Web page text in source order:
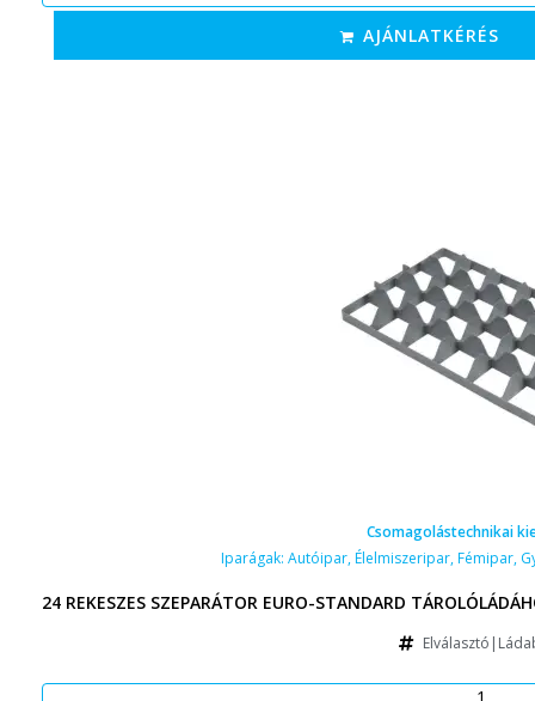
AJÁNLATKÉRÉS
Csomagolástechnikai
Iparágak: Autóipar,Élelmiszeripar,Fémipar,
24 REKESZES SZEPARÁTOR EURO-STANDARD